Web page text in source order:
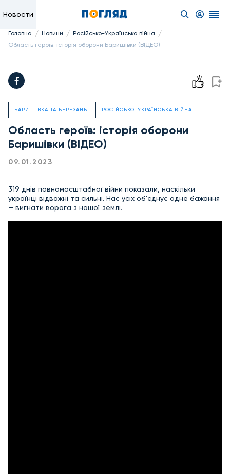
Новости
Головна / Новини / Російсько-Українська війна /
Область героїв: історія оборони Баришівки (ВІДЕО)
БАРИШІВКА ТА БЕРЕЗАНЬ РОСІЙСЬКО-УКРАЇНСЬКА ВІЙНА
Область героїв: історія оборони
Баришівки (ВІДЕО)
09.01.2023
319 днів повномасштабної війни показали, наскільки
українці відважні та сильні. Нас усіх об'єднує одне бажання
— вигнати ворога з нашої землі.